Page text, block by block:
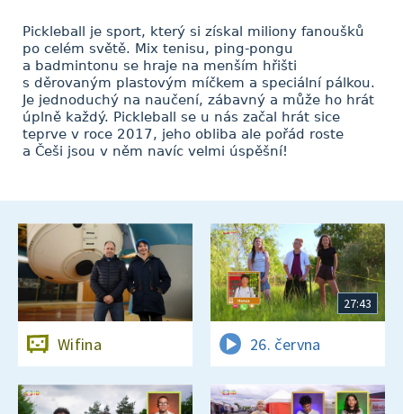
Pickleball je sport, který si získal miliony fanoušků
po celém světě. Mix tenisu, ping-pongu
a badmintonu se hraje na menším hřišti
s děrovaným plastovým míčkem a speciální pálkou.
Je jednoduchý na naučení, zábavný a může ho hrát
úplně každý. Pickleball se u nás začal hrát sice
teprve v roce 2017, jeho obliba ale pořád roste
a Češi jsou v něm navíc velmi úspěšní!
Wifina
27:43
26. června